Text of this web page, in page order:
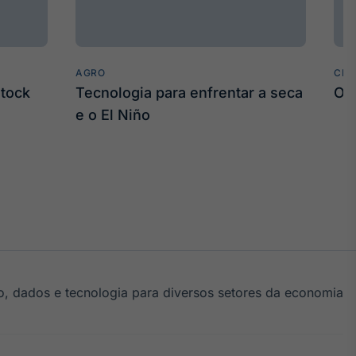
AGRO
Tecnologia para enfrentar a seca
e o El Niño
O
dados e tecnologia para diversos setores da economia